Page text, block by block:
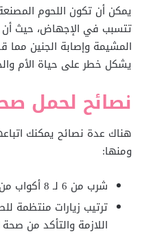
يمكن أن تكون اللحوم
تتسبب في الإجهاض، حيث أن
المشيمة وإصابة الجنين
يشكل خطر على حياة الأم
نصائح لحمل
هناك عدة نصائح يمكنك
ومنها:
شرب من 6 لـ 8 أكواب من الماء يوميًا.
ترتيب زيارات منتظمة
اللازمة والتأكد من صحة